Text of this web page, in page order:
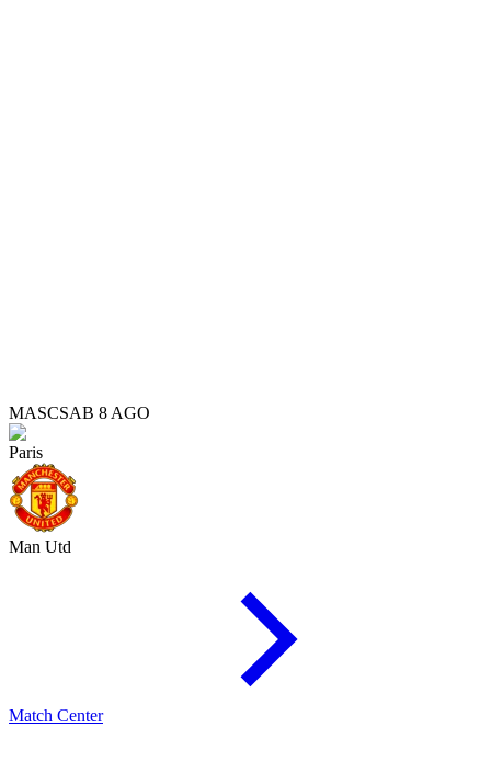
MASCSAB 8 AGO
Paris
Man Utd
Match Center